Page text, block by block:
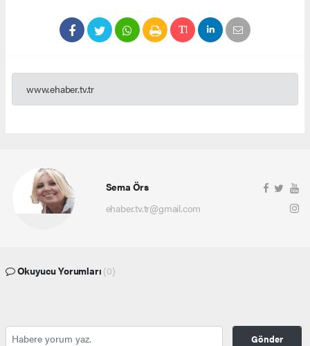
www.ehaber.tv.tr
Sema Örs
ehaber.tv.tr@gmail.com
Okuyucu Yorumları (0)
Gönder